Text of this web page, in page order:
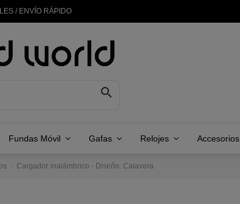
/ ENVÍO RÁPIDO

Fundas Móvil Gafas Relojes Accesorios
Cargador inalámbrico - Diseño: Calavera